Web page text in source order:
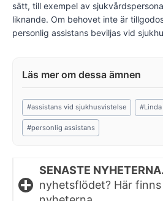
sätt, till exempel av
liknande. Om behovet inte är
personlig assistans beviljas vid
Post
Tags:
#assistans vid sjukhusvistelse #
#personlig assistans
SENASTE NYHETERNA.
nyhetsflödet? Här